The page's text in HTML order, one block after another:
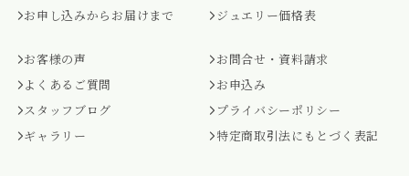
お申し込みからお届けまで
ジュエリー価格表
お客様の声
よくあるご質問
スタッフブログ
ギャラリー
お問合せ・資料請求
お申込み
プライバシーポリシー
特定商取引法にもとづく表記